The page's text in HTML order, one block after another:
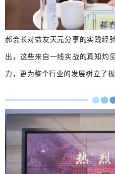
郝会长对益友天元分享的实践经
出，这些来自一线实战的真知灼
力，更为整个行业的发展树立了